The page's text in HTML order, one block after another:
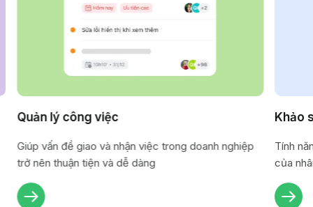
Quản lý công việc
Giúp vấn đề giao và nhận việc trong doanh nghiệp
trở nên thuận tiện và dễ dàng
Khảo
Tính
của